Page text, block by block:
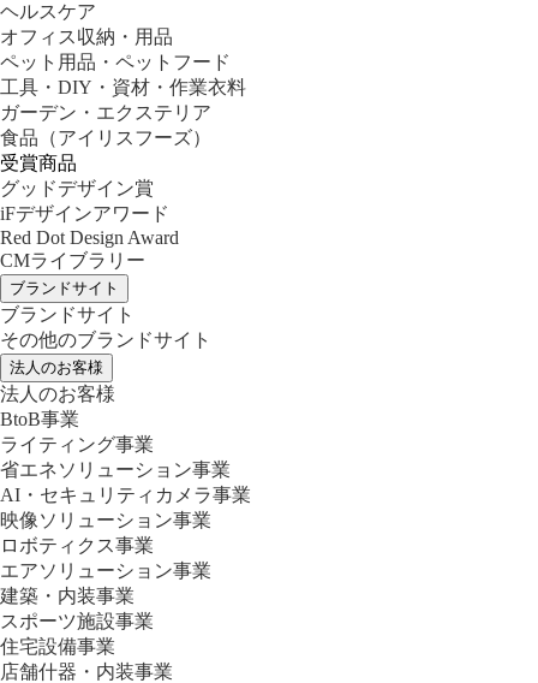
ヘルスケア
オフィス収納・用品
ペット用品・ペットフード
工具・DIY・資材・作業衣料
ガーデン・エクステリア
食品 （アイリスフーズ）
受賞商品
グッドデザイン賞
iFデザインアワード
Red Dot Design Award
CMライブラリー
ブランドサイト
ブランドサイト
その他のブランドサイト
法人のお客様
法人のお客様
BtoB事業
ライティング事業
省エネソリューション事業
AI・セキュリティカメラ事業
映像ソリューション事業
ロボティクス事業
エアソリューション事業
建築・内装事業
スポーツ施設事業
住宅設備事業
店舗什器・内装事業